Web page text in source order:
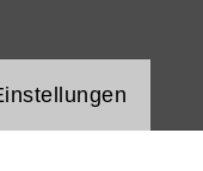
Cookie